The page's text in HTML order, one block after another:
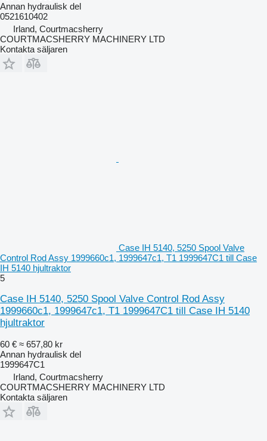
Annan hydraulisk del
0521610402
Irland, Courtmacsherry
COURTMACSHERRY MACHINERY LTD
Kontakta säljaren
Case IH 5140, 5250 Spool Valve
Control Rod Assy 1999660c1, 1999647c1, T1 1999647C1 till Case
IH 5140 hjultraktor
5
Case IH 5140, 5250 Spool Valve Control Rod Assy
1999660c1, 1999647c1, T1 1999647C1 till Case IH 5140
hjultraktor
60 € ≈ 657,80 kr
Annan hydraulisk del
1999647C1
Irland, Courtmacsherry
COURTMACSHERRY MACHINERY LTD
Kontakta säljaren